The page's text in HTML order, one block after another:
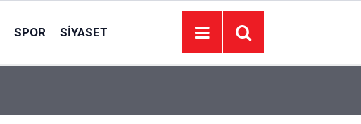
SPOR SIYASET